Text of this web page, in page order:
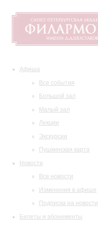
Афиша
Все события
Большой зал
Малый зал
Лекции
Экскурсии
Пушкинская карта
Новости
Все новости
Изменения в афише
Подписка на новости
Билеты и абонементы